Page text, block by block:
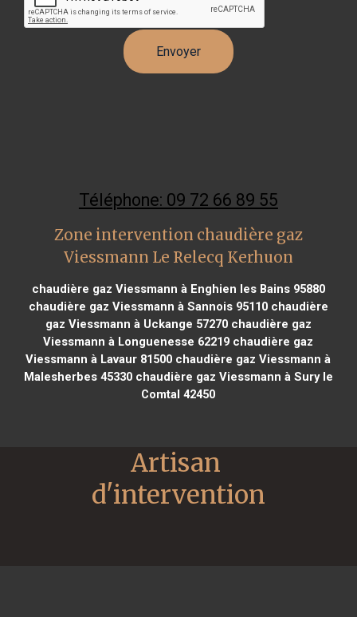
Téléphone: 09 72 66 89 55
Zone intervention chaudière gaz
Viessmann Le Relecq Kerhuon
chaudière gaz Viessmann à Enghien les Bains 95880
chaudière gaz Viessmann à Sannois 95110chaudière
gaz Viessmann à Uckange 57270chaudière gaz
Viessmann à Longuenesse 62219 chaudière gaz
Viessmann à Lavaur 81500 chaudière gaz Viessmann à
Malesherbes 45330chaudière gaz Viessmann à Sury le
Comtal 42450
Artisan
d'intervention